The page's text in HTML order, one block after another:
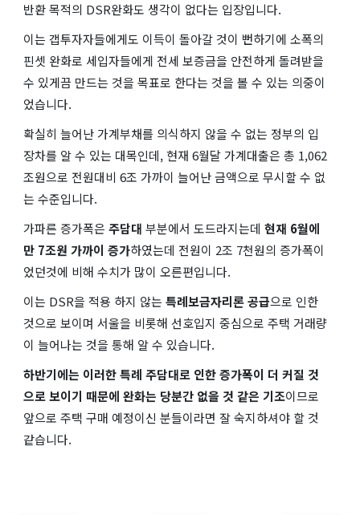
반환 목적의 DSR완화도 생각이 없다는 입장입니다.
이는 갭투자자들에게도 이득이 돌아갈 것이 뻔하기에 소폭의
핀셋 완화로 세입자들에게 전세 보증금을 안전하게 돌려받을
수 있게끔 만드는 것을 목표로 한다는 것을 볼 수 있는 의중이
었습니다.
확실히 늘어난 가계부채를 의식하지 않을 수 없는 정부의 입
장차를 알 수 있는 대목인데, 현재 6월달 가계대출은 총 1,062
조원으로 전원대비 6조 가까이 늘어난 금액으로 무시할 수 없
는 수준입니다.
가파른 증가폭은 주담대 부분에서 도드라지는데 현재 6월에
만 7조원 가까이 증가하였는데 전원이 2조 7천원의 증가폭이
었던것에 비해 수치가 많이 오른편입니다.
이는 DSR을 적용 하지 않는 특례보금자리론 공급으로 인한
것으로 보이며 서울을 비롯해 선호입지 중심으로 주택 거래량
이 늘어나는 것을 통해 알 수 있습니다.
하반기에는 이러한 특례 주담대로 인한 증가폭이 더 커질 것
으로 보이기 때문에 완화는 당분간 없을 것 같은 기조이므로
앞으로 주택 구매 예정이신 분들이라면 잘 숙지하셔야 할 것
같습니다.